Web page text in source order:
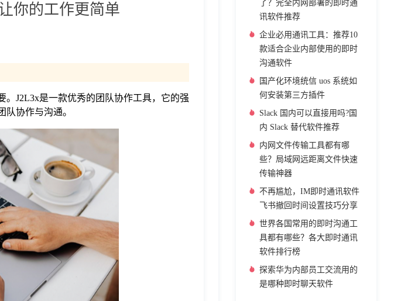
你的工作更简单
J2L3x是一款优秀的团队协作工具，它的强
协作与沟通。
了？完全内网部署的即时通
讯软件推荐
企业必用通讯工具：推荐10
款适合企业内部使用的即时
沟通软件
国产化环境统信 uos 系统如
何安装第三方插件
Slack 国内可以直接用吗?国
内 Slack 替代软件推荐
内网文件传输工具都有哪
些？局域网远距离文件快速
传输神器
不再尴尬，IM即时通讯软件
飞书撤回时间设置技巧分享
世界各国常用的即时沟通工
具都有哪些？各大即时通讯
软件排行榜
探索华为内部员工交流用的
是哪种即时聊天软件